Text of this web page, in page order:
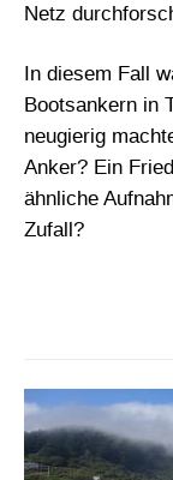
Netz
In diesem Fall
Bootsankern in
neugierig
Anker? Ein
ähnliche
Zufall?